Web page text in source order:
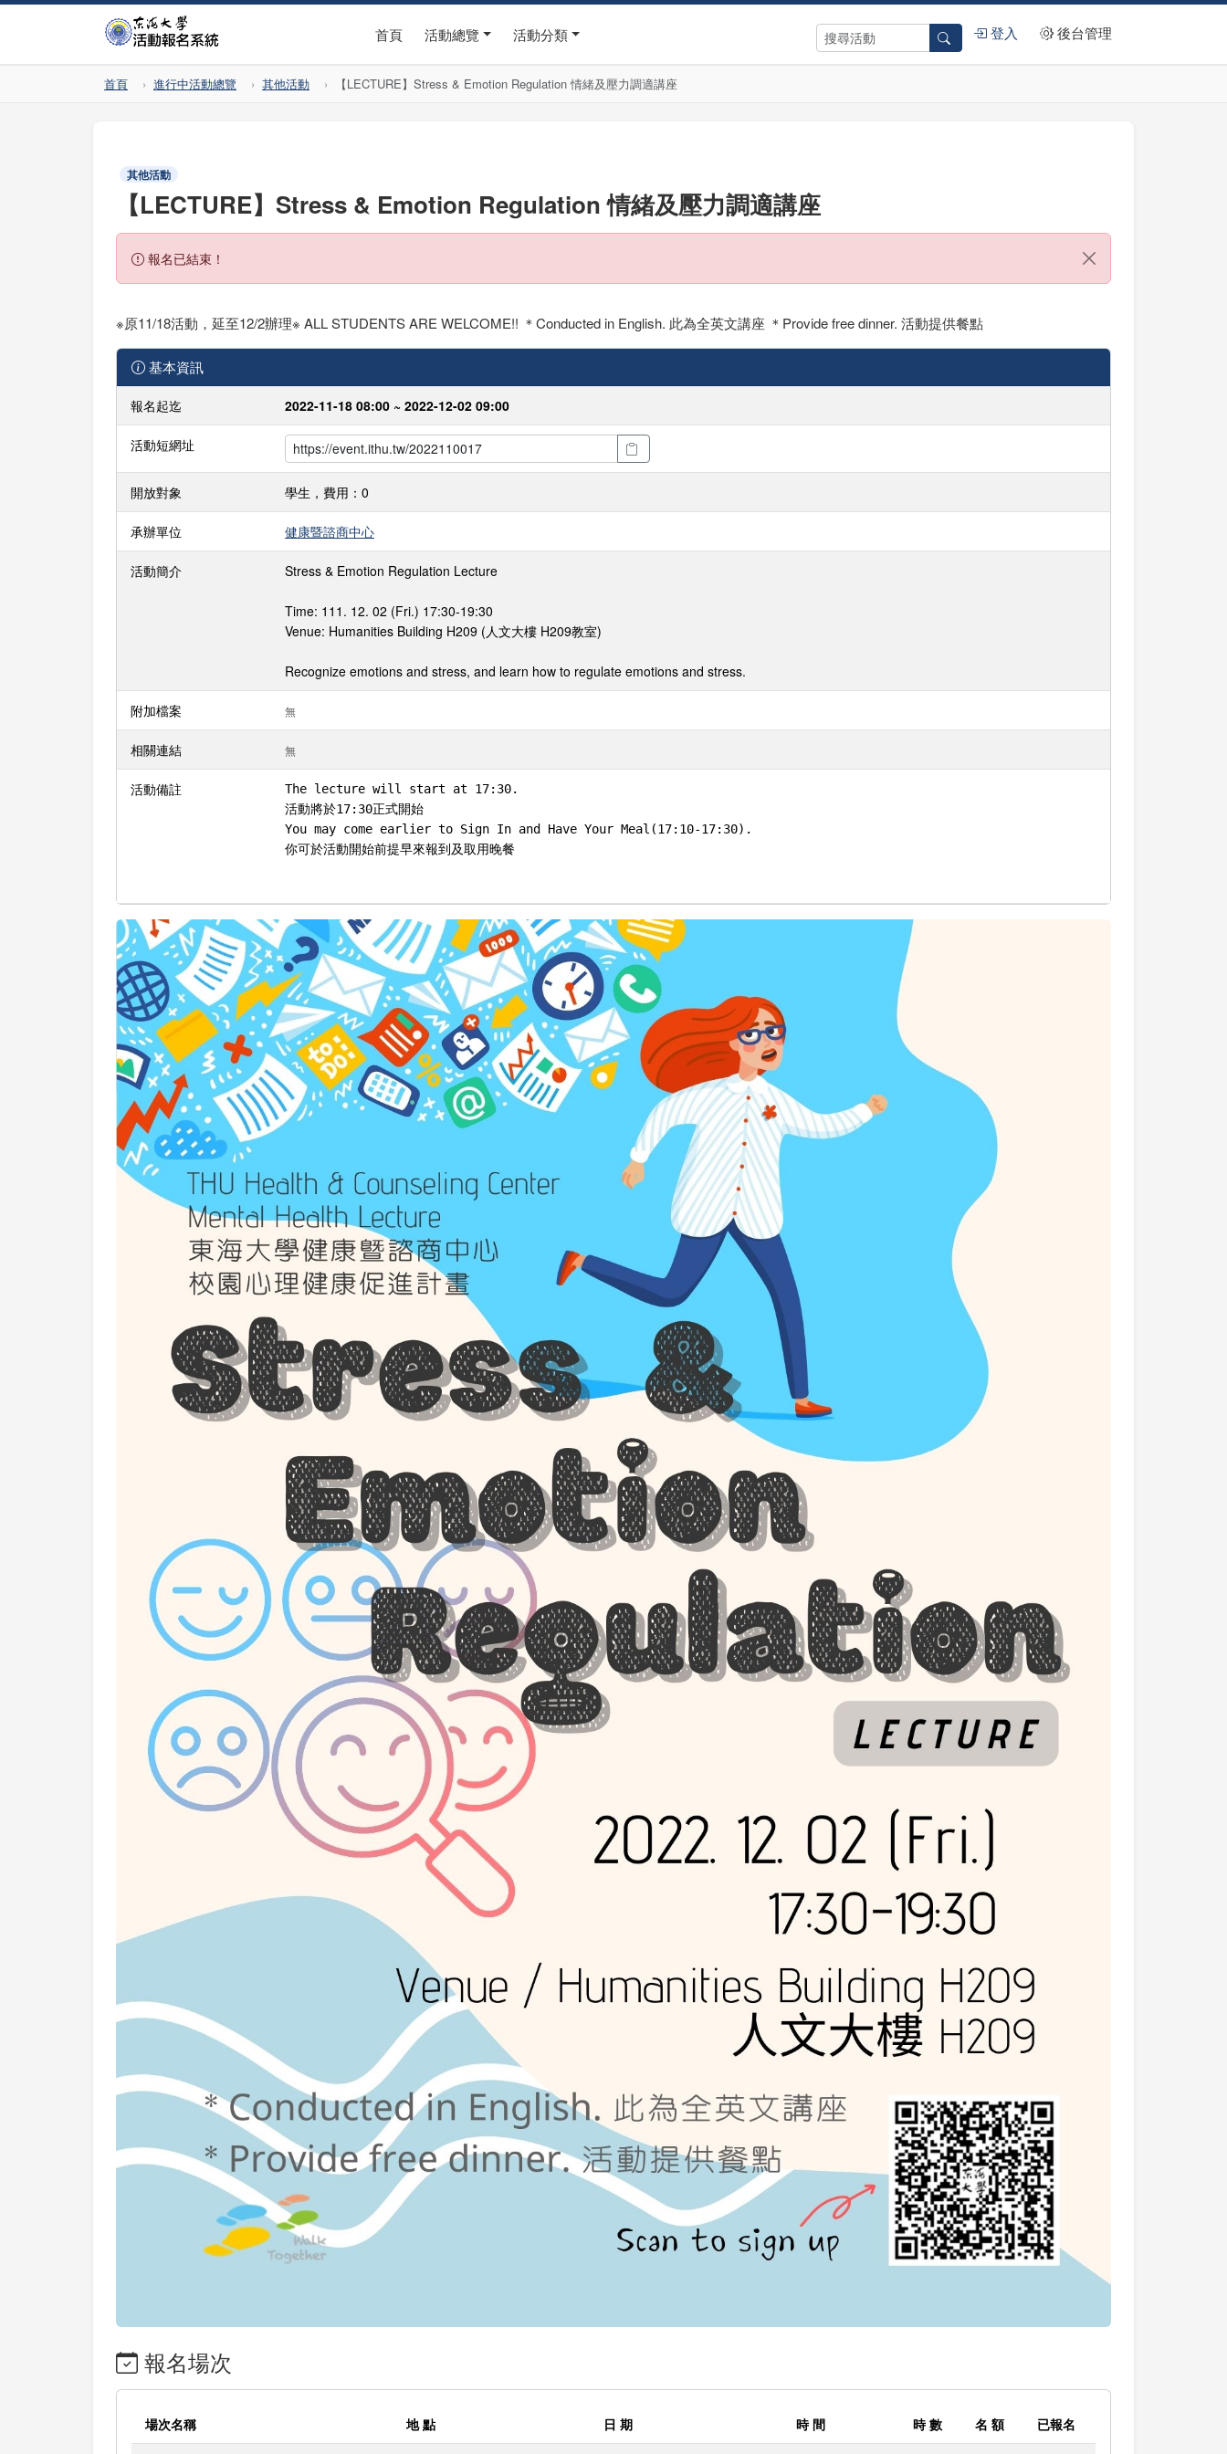
首頁 活動總覽 活動分類 登入 後台管理
首頁 進行中活動總覽 其他活動 【LECTURE】Stress & Emotion Regulation 情緒及壓力調適講座
其他活動
【LECTURE】Stress & Emotion Regulation 情緒及壓力調適講座
報名已結束！
※原11/18活動，延至12/2辦理※ ALL STUDENTS ARE WELCOME!! ＊Conducted in English. 此為全英文講座 ＊Provide free dinner. 活動提供餐點
基本資訊
報名起迄 2022-11-18 08:00 ~ 2022-12-02 09:00
活動短網址
開放對象 學生，費用：0
承辦單位 健康暨諮商中心
活動簡介 Stress & Emotion Regulation Lecture
Time: 111. 12. 02 (Fri.) 17:30-19:30
Venue: Humanities Building H209 (人文大樓 H209教室)
Recognize emotions and stress, and learn how to regulate emotions and stress.
附加檔案 無
相關連結 無
活動備註
The lecture will start at 17:30.
活動將於17:30正式開始
You may come earlier to Sign In and Have Your Meal(17:10-17:30).
你可於活動開始前提早來報到及取用晚餐
報名場次
場次名稱 地 點 日 期 時 間 時 數 名 額 已報名